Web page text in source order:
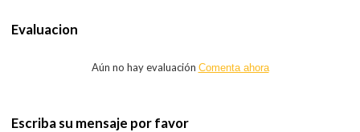
Evaluacion
Aún no hay evaluación Comenta ahora
Escriba su mensaje por favor